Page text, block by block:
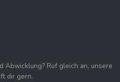
Abwicklung? Ruf gleich an, unsere
dir gern.